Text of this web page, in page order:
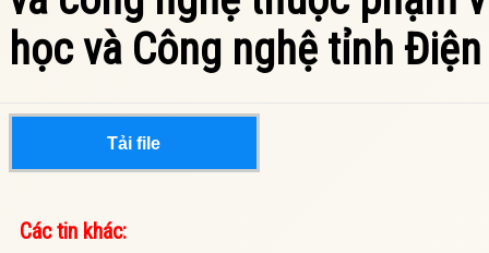
học và Công nghệ tỉnh
Tải file
Các tin khác: